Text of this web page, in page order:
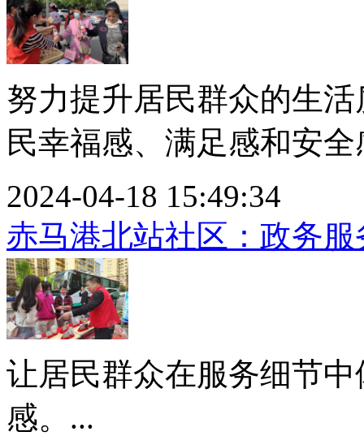
努力提升居民群众的生
民幸福感、满足感和安全
2024-04-18 15:49:34
赤马港北站社区：政务
让居民群众在服务细节
感。...